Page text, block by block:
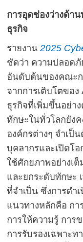
การอุดช่องว่างด้า
ธุรกิจ
รายงาน2025
ชัดว่า ความปลอดภั
อันดับต้นของคณะก
จากการเติบโตของ
ธุรกิจที่เพิ่มขึ้นอย่า
ทักษะในทั่วโลกยัง
องค์กรต่างๆ จำเป็
บุคลากรและเปิดโ
ใช้ศักยภาพอย่างเ
และยกระดับทักษะ
ที่จำเป็น ซึ่งการดำ
แนวทางหลักคือ กา
การให้ความรู้ การ
การรับรองเฉพาะท